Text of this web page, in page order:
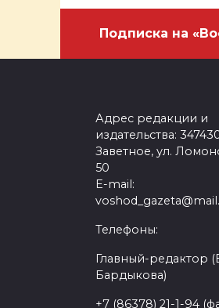
Подписка на
Адрес редакции и
издательства:
Заветное, ул.
50
E-mail:
Телефоны:
Главный-редактор
Бардыкова)
+7 (86378) 21-1-94